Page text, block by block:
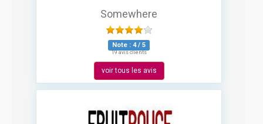
Somewhere
Note : 4/ 5
19 avis clients
voir tous les avis